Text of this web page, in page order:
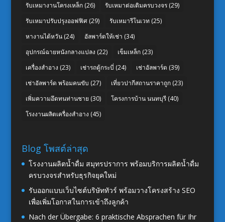
รับเหมางานโครงเหล็ก(26) รับเหมาต่อเติมครบวงจร(29)
รับเหมาปรับปรุงออฟฟิศ(29) รับเหมารีโนเวท (25)
หางานไต้หวัน(24) อัลพาร์ดให้เช่า (34)
อุปกรณ์ฉายหนังกลางแปลง (22) เข็มเหล็ก(23)
เครื่องสำอาง (23) เช่ารถตู้กระบี่ (24) เช่าอัลพาร์ด (39)
เช่าอัลพาร์ด พร้อมคนขับ (27) เที่ยวปากีสถานราคาถูก(23)
เพิ่มความอึดทนท่านชาย (30) โครงการบ้าน นนทบุรี(40)
โรงงานผลิตเครื่องสำอาง (45)
Blog โพสต์ล่าสุด
โรงงานผลิตน้ำดื่ม สมุทรปราการ พร้อมบริการผลิตน้ำดื่ม
ครบวงจรสำหรับธุรกิจยุคใหม่
รับออกแบบเว็บไซต์บริษัททัวร์ พร้อมวางโครงสร้าง SEO
เพื่อเพิ่มโอกาสในการเข้าถึงลูกค้า
Nach der Übergabe: 6 praktische Absprachen für Ihr